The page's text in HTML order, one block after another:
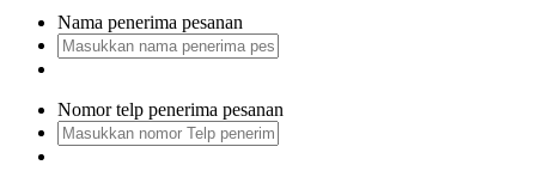
Nama penerima pesanan
Nomor telp penerima pesanan